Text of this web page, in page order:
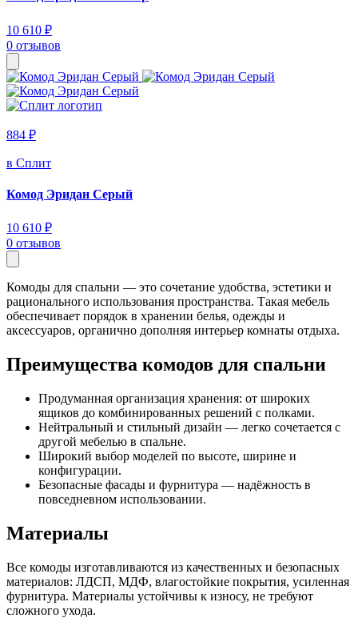
10 610 ₽
0 отзывов
884 ₽
в Сплит
Комод Эридан Серый
10 610 ₽
0 отзывов
Комоды для спальни — это сочетание удобства, эстетики и
рационального использования пространства. Такая мебель
обеспечивает порядок в хранении белья, одежды и
аксессуаров, органично дополняя интерьер комнаты отдыха.
Преимущества комодов для спальни
Продуманная организация хранения: от широких
ящиков до комбинированных решений с полками.
Нейтральный и стильный дизайн — легко сочетается с
другой мебелью в спальне.
Широкий выбор моделей по высоте, ширине и
конфигурации.
Безопасные фасады и фурнитура — надёжность в
повседневном использовании.
Материалы
Все комоды изготавливаются из качественных и безопасных
материалов: ЛДСП, МДФ, влагостойкие покрытия, усиленная
фурнитура. Материалы устойчивы к износу, не требуют
сложного ухода.